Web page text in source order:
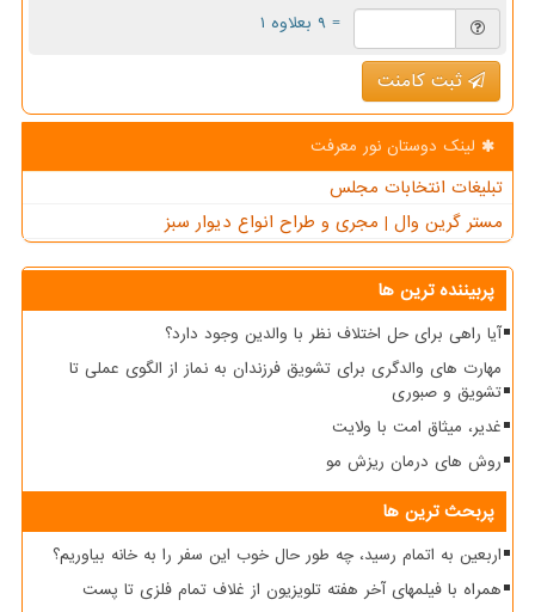
= ۹ بعلاوه ۱
ثبت کامنت
لینک دوستان نور معرفت
تبلیغات انتخابات مجلس
مستر گرین وال | مجری و طراح انواع دیوار سبز
پربیننده ترین ها
آیا راهی برای حل اختلاف نظر با والدین وجود دارد؟
مهارت های والدگری برای تشویق فرزندان به نماز از الگوی عملی تا
تشویق و صبوری
غدیر، میثاق امت با ولایت
روش های درمان ریزش مو
پربحث ترین ها
اربعین به اتمام رسید، چه طور حال خوب این سفر را به خانه بیاوریم؟
همراه با فیلمهای آخر هفته تلویزیون از غلاف تمام فلزی تا پست